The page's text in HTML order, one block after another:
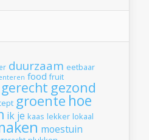
duurzaam eetbaar
food fruit
gerecht gezond
groente hoe
ik je kaas lekker lokaal
moestuin